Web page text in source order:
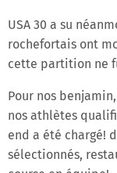
USA 30 a su
rochefortais ont
cette partition ne
Pour nos
nos athlètes
end a été chargé!
sélectionnés,